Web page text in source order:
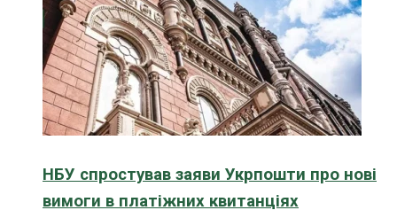
НБУ спростував заяви Укрпошти про нові
вимоги в платіжних квитанціях